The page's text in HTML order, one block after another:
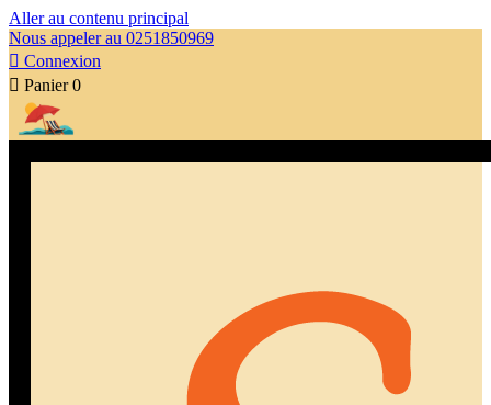
Aller au contenu principal
Nous appeler au 0251850969
 Connexion
 Panier 0